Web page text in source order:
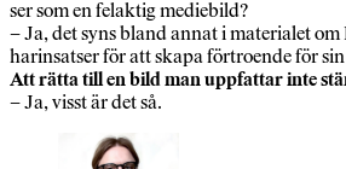
ser som en felaktig mediebild?
– Ja, det syns bland annat i materialet om
harinsatser för att skapa förtroende för
Att rätta till en bild man uppfattar inte
– Ja, visst är det så.